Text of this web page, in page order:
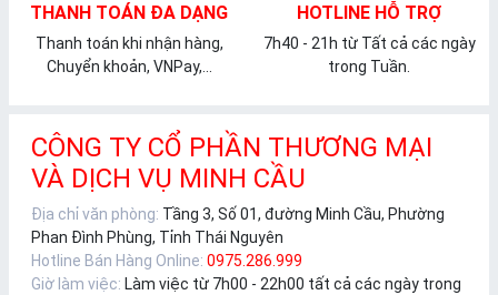
THANH TOÁN ĐA DẠNG
Thanh toán khi nhận hàng,
Chuyển khoản, VNPay,...
HOTLINE HỖ TRỢ
7h40 - 21h từ Tất cả các ngày
trong Tuần.
CÔNG TY CỔ PHẦN THƯƠNG MẠI
VÀ DỊCH VỤ MINH CẦU
Địa chỉ văn phòng: Tầng 3, Số 01, đường Minh Cầu, Phường
Phan Đình Phùng, Tỉnh Thái Nguyên
Hotline Bán Hàng Online: 0975.286.999
Giờ làm việc: Làm việc từ 7h00 - 22h00 tất cả các ngày trong